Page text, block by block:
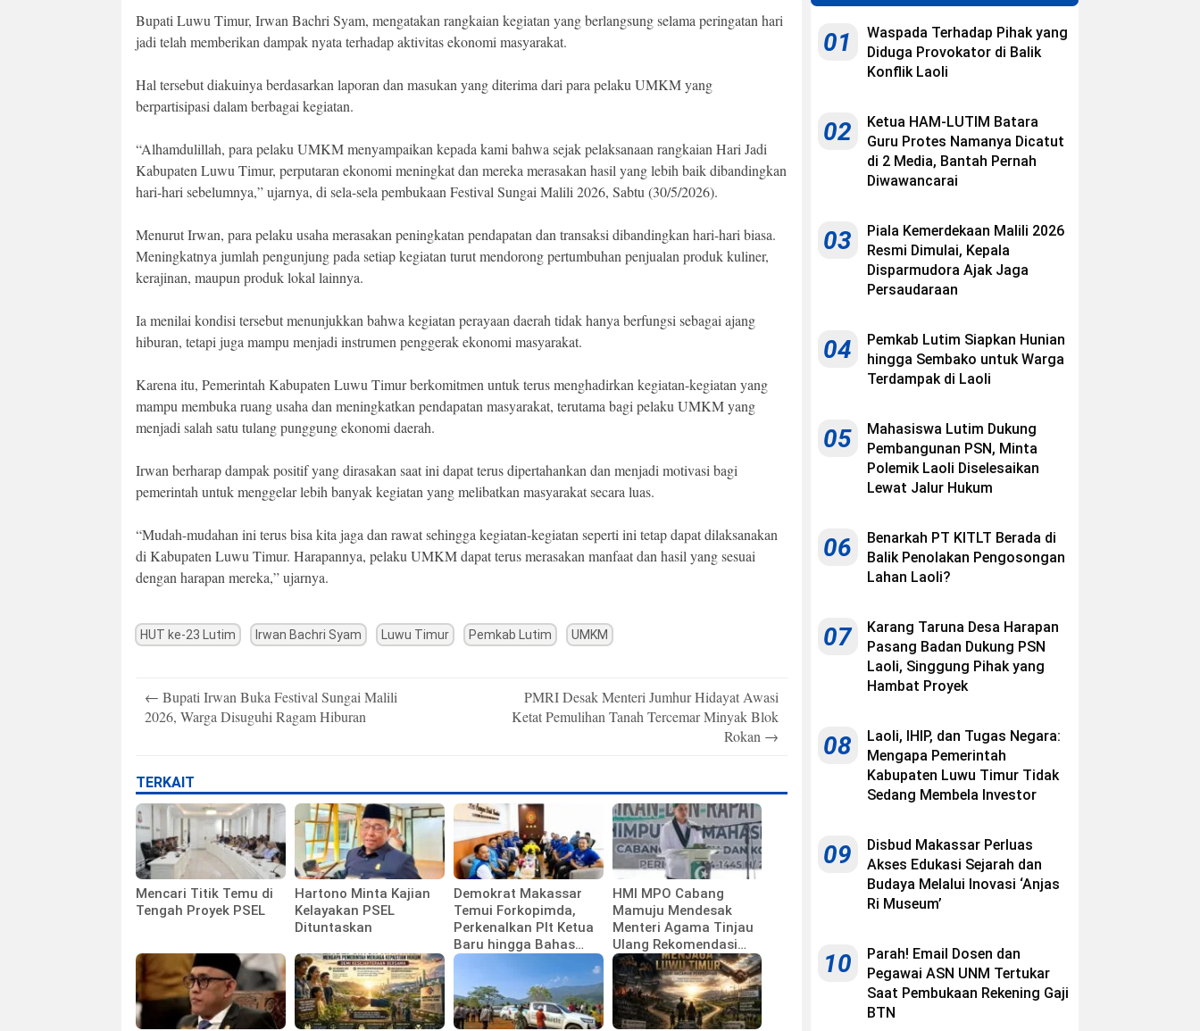
Bupati Luwu Timur, Irwan Bachri Syam, mengatakan rangkaian kegiatan yang berlangsung selama peringatan hari
jadi telah memberikan dampak nyata terhadap aktivitas ekonomi masyarakat.
Hal tersebut diakuinya berdasarkan laporan dan masukan yang diterima dari para pelaku UMKM yang
berpartisipasi dalam berbagai kegiatan.
“Alhamdulillah, para pelaku UMKM menyampaikan kepada kami bahwa sejak pelaksanaan rangkaian Hari Jadi
Kabupaten Luwu Timur, perputaran ekonomi meningkat dan mereka merasakan hasil yang lebih baik dibandingkan
hari-hari sebelumnya,” ujarnya, di sela-sela pembukaan Festival Sungai Malili 2026, Sabtu (30/5/2026).
Menurut Irwan, para pelaku usaha merasakan peningkatan pendapatan dan transaksi dibandingkan hari-hari biasa.
Meningkatnya jumlah pengunjung pada setiap kegiatan turut mendorong pertumbuhan penjualan produk kuliner,
kerajinan, maupun produk lokal lainnya.
Ia menilai kondisi tersebut menunjukkan bahwa kegiatan perayaan daerah tidak hanya berfungsi sebagai ajang
hiburan, tetapi juga mampu menjadi instrumen penggerak ekonomi masyarakat.
Karena itu, Pemerintah Kabupaten Luwu Timur berkomitmen untuk terus menghadirkan kegiatan-kegiatan yang
mampu membuka ruang usaha dan meningkatkan pendapatan masyarakat, terutama bagi pelaku UMKM yang
menjadi salah satu tulang punggung ekonomi daerah.
Irwan berharap dampak positif yang dirasakan saat ini dapat terus dipertahankan dan menjadi motivasi bagi
pemerintah untuk menggelar lebih banyak kegiatan yang melibatkan masyarakat secara luas.
“Mudah-mudahan ini terus bisa kita jaga dan rawat sehingga kegiatan-kegiatan seperti ini tetap dapat dilaksanakan
di Kabupaten Luwu Timur. Harapannya, pelaku UMKM dapat terus merasakan manfaat dan hasil yang sesuai
dengan harapan mereka,” ujarnya.
HUT ke-23 Lutim Irwan Bachri Syam Luwu Timur Pemkab Lutim UMKM
navigation
← Bupati Irwan Buka Festival Sungai Malili
2026, Warga Disuguhi Ragam Hiburan
PMRI Desak Menteri Jumhur Hidayat Awasi
Ketat Pemulihan Tanah Tercemar Minyak Blok
Rokan →
TERKAIT
Mencari Titik Temu di
Tengah Proyek PSEL
Hartono Minta Kajian
Kelayakan PSEL
Dituntaskan
Demokrat Makassar
Temui Forkopimda,
Perkenalkan Plt Ketua
Baru hingga Bahas
Agenda HUT Partai
HMI MPO Cabang
Mamuju Mendesak
Menteri Agama Tinjau
Ulang Rekomendasi
Calon Kepala Kemenag
Polewali Mandar
01
Waspada Terhadap Pihak yang
Diduga Provokator di Balik
Konflik Laoli
02
Ketua HAM-LUTIM Batara
Guru Protes Namanya Dicatut
di 2 Media, Bantah Pernah
Diwawancarai
03
Piala Kemerdekaan Malili 2026
Resmi Dimulai, Kepala
Disparmudora Ajak Jaga
Persaudaraan
04
Pemkab Lutim Siapkan Hunian
hingga Sembako untuk Warga
Terdampak di Laoli
05
Mahasiswa Lutim Dukung
Pembangunan PSN, Minta
Polemik Laoli Diselesaikan
Lewat Jalur Hukum
06
Benarkah PT KITLT Berada di
Balik Penolakan Pengosongan
Lahan Laoli?
07
Karang Taruna Desa Harapan
Pasang Badan Dukung PSN
Laoli, Singgung Pihak yang
Hambat Proyek
08
Laoli, IHIP, dan Tugas Negara:
Mengapa Pemerintah
Kabupaten Luwu Timur Tidak
Sedang Membela Investor
09
Disbud Makassar Perluas
Akses Edukasi Sejarah dan
Budaya Melalui Inovasi ‘Anjas
Ri Museum’
10
Parah! Email Dosen dan
Pegawai ASN UNM Tertukar
Saat Pembukaan Rekening Gaji
BTN